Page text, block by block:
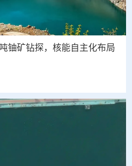
铀矿钻探，核能自主化布局